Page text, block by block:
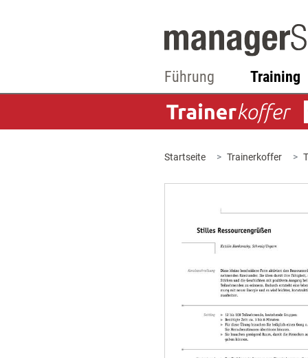
Führung Training
Startseite Trainerkoffer